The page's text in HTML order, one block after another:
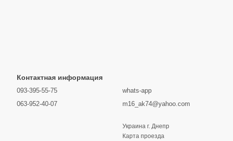
Контактная информация
093-395-55-75
063-952-40-07
whats-app
m16_ak74@yahoo.com
Украина г. Днепр
Карта проезда